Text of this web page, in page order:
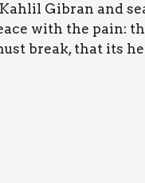
Gibran and
with the pain:
break, that its